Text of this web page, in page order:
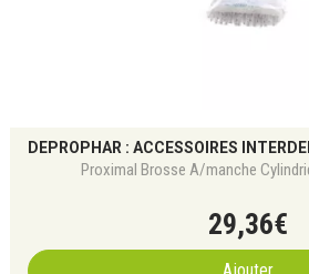
Proximal Brosse A/manche
29,36€